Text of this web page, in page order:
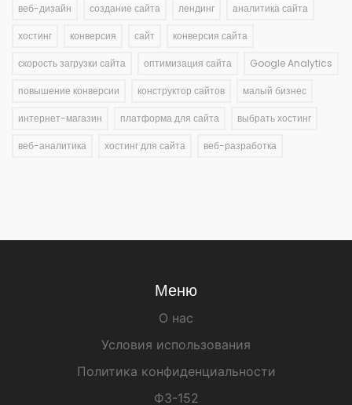
веб-дизайн создание сайта лендинг аналитика сайта
хостинг конверсия сайт конверсия сайта
скорость загрузки сайта оптимизация сайта Google Analytics
повышение конверсии конструктор сайтов малый бизнес
интернет-магазин платформа для сайта выбрать хостинг
веб-аналитика хостинг для сайта веб-разработка
Меню
О нас
Условия использования
Политика конфиденциальности
ФЗ-152